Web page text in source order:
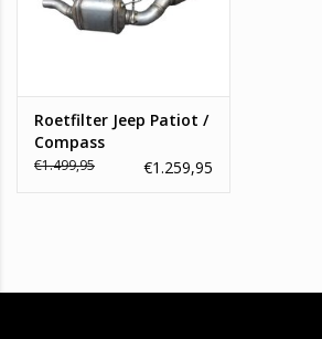
Roetfilter Jeep Patiot /
Compass
€1.499,95 €1.259,95